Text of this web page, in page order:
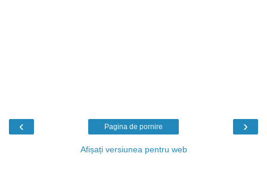
‹ ›
Pagina de pornire
Afișați versiunea pentru web